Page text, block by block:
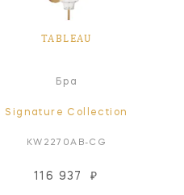
TABLEAU
Бра
Signature Collection
KW2270AB-CG
116 937 ₽